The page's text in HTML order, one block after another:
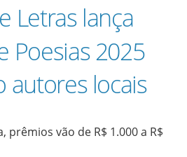
Letras lança
Poesias 2025
autores locais
prêmios vão de R$ 1.000 a R$